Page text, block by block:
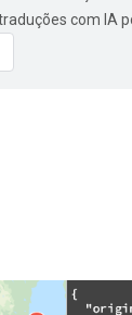
com IA